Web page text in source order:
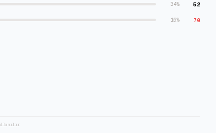
34% 52
16% 70